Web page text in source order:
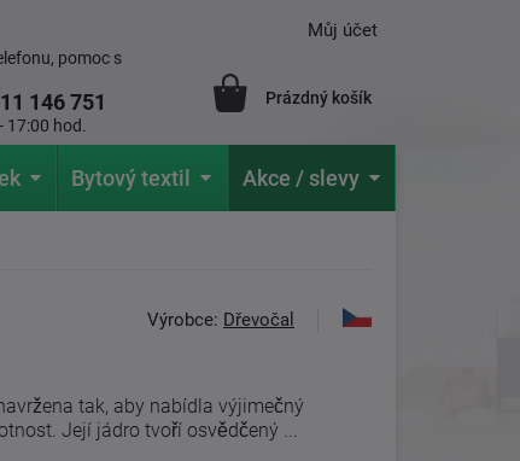
pomoc s
146 751
17:00 hod.
Můj účet
Prázdný košík
Bytový textil Akce / slevy
Výrobce: Dřevočal
tak, aby nabídla výjimečný
Její jádro tvoří osvědčený ...